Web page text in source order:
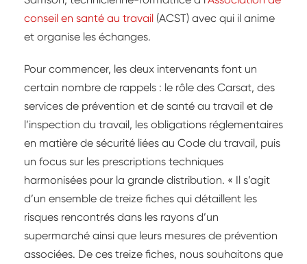
conseil en santé au travail (ACST) avec qui il anime
et organise les échanges.
Pour commencer, les deux intervenants font un
certain nombre de rappels : le rôle des Carsat, des
services de prévention et de santé au travail et de
l’inspection du travail, les obligations réglementaires
en matière de sécurité liées au Code du travail, puis
un focus sur les prescriptions techniques
harmonisées pour la grande distribution. « Il s’agit
d’un ensemble de treize fiches qui détaillent les
risques rencontrés dans les rayons d’un
supermarché ainsi que leurs mesures de prévention
associées. De ces treize fiches, nous souhaitons que